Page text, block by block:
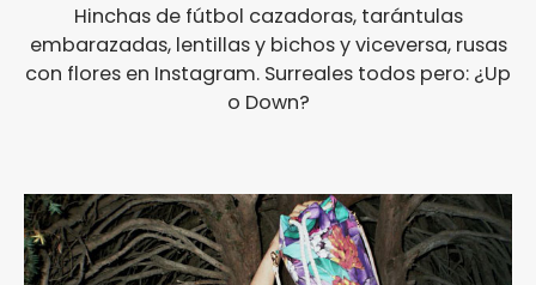
Hinchas de fútbol cazadoras, tarántulas
embarazadas, lentillas y bichos y viceversa, rusas
con flores en Instagram. Surreales todos pero: ¿Up
o Down?